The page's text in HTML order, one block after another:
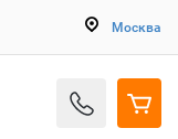
Москва